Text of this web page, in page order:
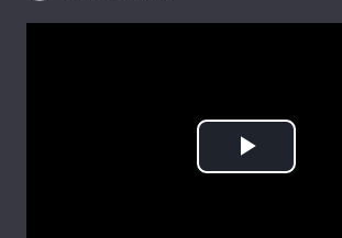
Туризм
Погода
Play